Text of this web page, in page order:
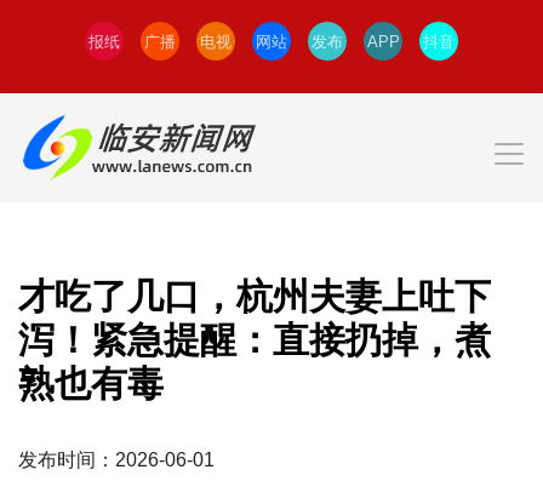
报纸 广播 电视 网站 发布 APP 抖音
才吃了几口，杭州夫妻上吐下
泻！紧急提醒：直接扔掉，煮
熟也有毒
发布时间：2026-06-01